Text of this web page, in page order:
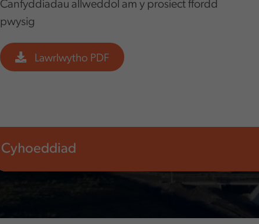
Canfyddiadau allweddol am y prosiect ffordd
pwysig
Lawrlwytho PDF
Cyhoeddiad